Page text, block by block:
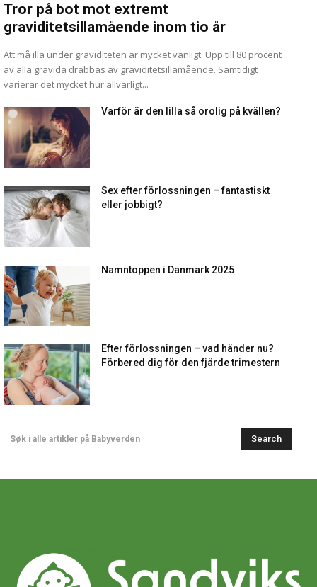
Tror på bot mot extremt
graviditetsillamående inom tio år
Att må illa under graviditeten är mycket vanligt. Upp till 80 procent
av alla gravida drabbas av graviditetsillamående. Samtidigt
varierar det mycket hur allvarligt...
Varför är den lilla så orolig på kvällen?
Sex efter förlossningen – fantastiskt
eller jobbigt?
Namntoppen i Danmark 2025
Efter förlossningen – vad händer nu?
Förbered dig för den fjärde trimestern
Søk i alle artikler på Babyverden Search